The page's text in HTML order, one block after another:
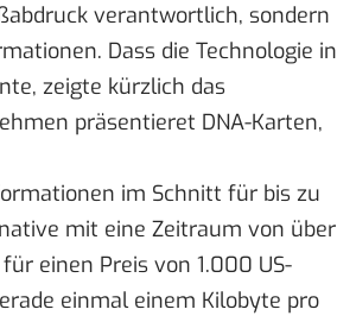
verantwortlich, sondern
Dass die Technologie in
zeigte kürzlich das
präsentieret DNA-Karten,
im Schnitt für bis zu
mit eine Zeitraum von über
einen Preis von 1.000 US-
einmal einem Kilobyte pro